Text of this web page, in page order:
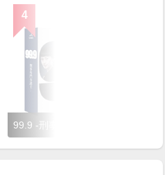
4
99.9 -刑事専門弁護士-